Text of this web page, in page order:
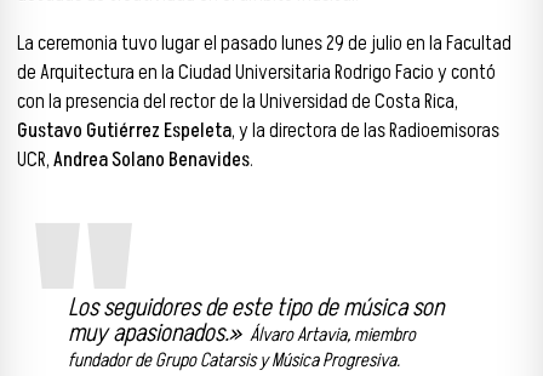
La ceremonia tuvo lugar el pasado lunes 29 de julio en la Facultad
de Arquitectura en la Ciudad Universitaria Rodrigo Facio y contó
con la presencia del rector de la Universidad de Costa Rica,
Gustavo Gutiérrez Espeleta, y la directora de las Radioemisoras
UCR,Andrea Solano Benavides.
Los seguidores de este tipo de música son
muy apasionados.» Álvaro Artavia, miembro
fundador de Grupo Catarsis y Música Progresiva.